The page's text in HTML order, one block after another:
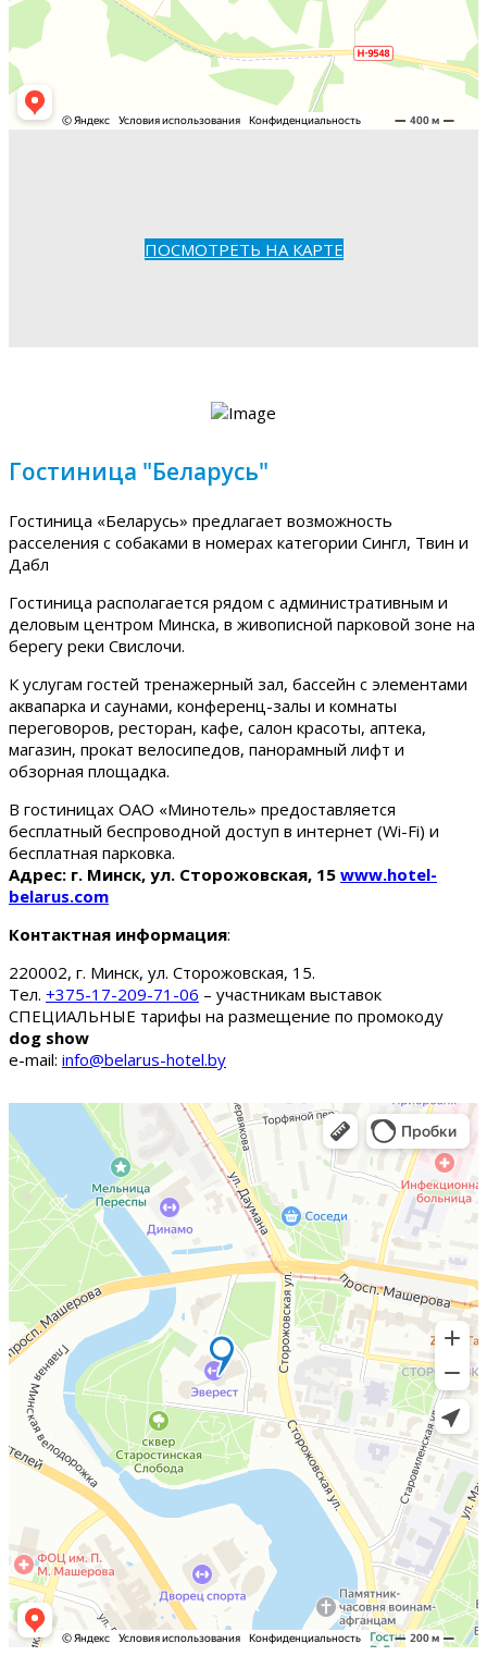
ПОСМОТРЕТЬ НА КАРТЕ
Гостиница "Беларусь"
Гостиница «Беларусь» предлагает возможность
расселения с собаками в номерах категории Сингл, Твин и
Дабл
Гостиница располагается рядом с административным и
деловым центром Минска, в живописной парковой зоне на
берегу реки Свислочи.
К услугам гостей тренажерный зал, бассейн с элементами
аквапарка и саунами, конференц-залы и комнаты
переговоров, ресторан, кафе, салон красоты, аптека,
магазин, прокат велосипедов, панорамный лифт и
обзорная площадка.
В гостиницах ОАО «Минотель» предоставляется
бесплатный беспроводной доступ в интернет (Wi-Fi) и
бесплатная парковка.
Адрес: г. Минск, ул. Сторожовская, 15 www.hotel-
belarus.com
Контактная информация:
220002, г. Минск, ул. Сторожовская, 15.
Тел. +375-17-209-71-06 – участникам выставок
СПЕЦИАЛЬНЫЕ тарифы на размещение по промокоду
dog show
e-mail: info@belarus-hotel.by